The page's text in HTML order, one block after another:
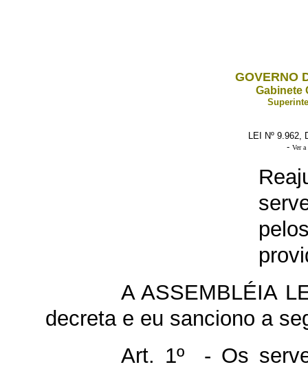
GOVERNO
Gabinete
LEI Nº 9.962,
- Ver
A ASSEMBLÉIA
decreta e eu sanciono a
Art. 1º - Os